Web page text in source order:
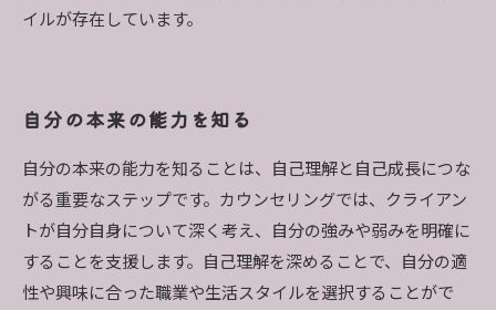
イルが存在しています。
自分の本来の能力を知る
自分の本来の能力を知ることは、自己理解と自己成長につな
がる重要なステップです。カウンセリングでは、クライアン
トが自分自身について深く考え、自分の強みや弱みを明確に
することを支援します。自己理解を深めることで、自分の適
性や興味に合った職業や生活スタイルを選択することがで